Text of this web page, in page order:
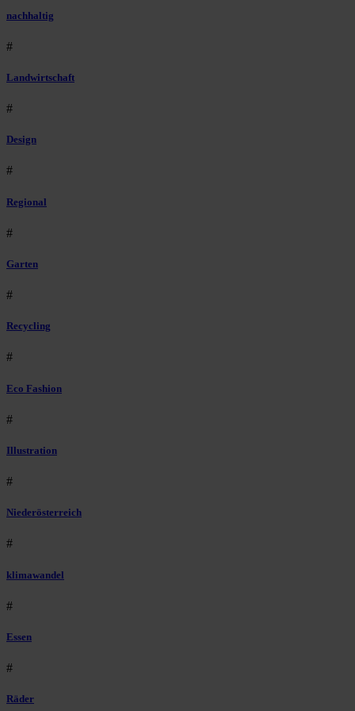
nachhaltig
#
Landwirtschaft
#
Design
#
Regional
#
Garten
#
Recycling
#
Eco Fashion
#
Illustration
#
Niederösterreich
#
klimawandel
#
Essen
#
Räder